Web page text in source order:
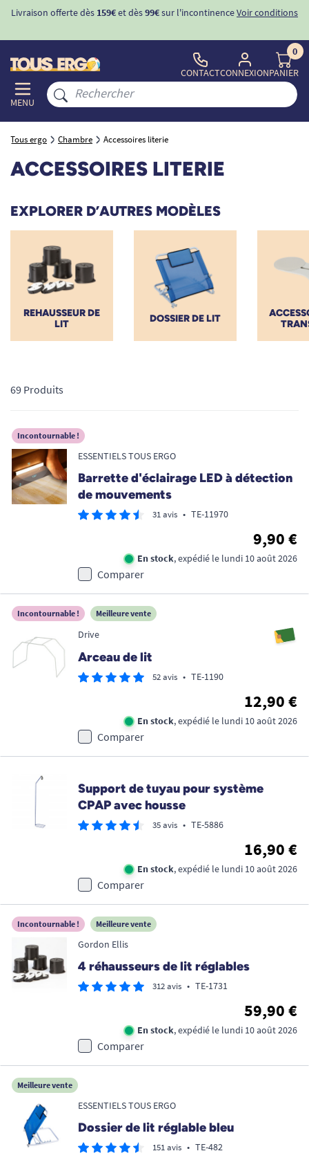
-10%avec le code "BIENVENUE" pourla 1ère commande
MENU
CONTACTCONNEXION
0
PANIER
Tous ergo Chambre Accessoires literie
ACCESSOIRES LITERIE
EXPLORER D’AUTRES MODÈLES
REHAUSSEUR DE
LIT
DOSSIER DE LIT
69 Produits
Incontournable !
ESSENTIELS TOUS ERGO
Barrette d'éclairage LED à détection
de mouvements
31 avis • TE-11970
9,90 €
En stock, expédié le lundi 10 août 2026
Comparer
Incontournable ! Meilleure vente
Drive
Arceau de lit
52 avis • TE-1190
12,90 €
En stock, expédié le lundi 10 août 2026
Comparer
Support de tuyau pour système
CPAP avec housse
35 avis • TE-5886
16,90 €
En stock, expédié le lundi 10 août 2026
Comparer
Incontournable ! Meilleure vente
Gordon Ellis
4 réhausseurs de lit réglables
312 avis • TE-1731
59,90 €
En stock, expédié le lundi 10 août 2026
Comparer
Meilleure vente
ESSENTIELS TOUS ERGO
Dossier de lit réglable bleu
151 avis • TE-482